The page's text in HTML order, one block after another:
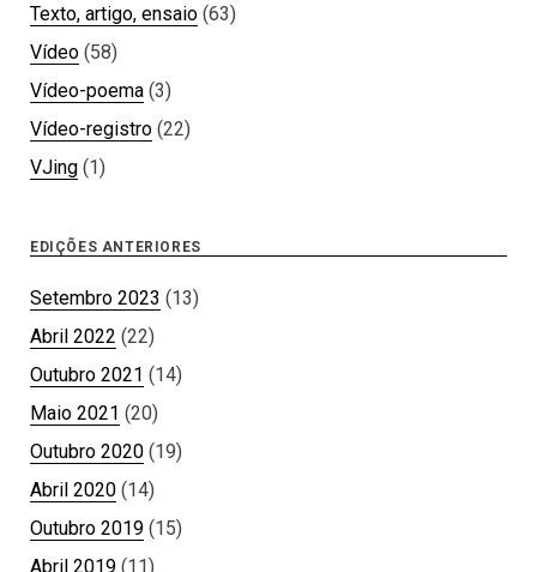
Texto, artigo, ensaio (63)
Vídeo (58)
Vídeo-poema (3)
Vídeo-registro (22)
VJing (1)
EDIÇÕES ANTERIORES
Setembro 2023 (13)
Abril 2022 (22)
Outubro 2021 (14)
Maio 2021 (20)
Outubro 2020 (19)
Abril 2020 (14)
Outubro 2019 (15)
Abril 2019 (11)